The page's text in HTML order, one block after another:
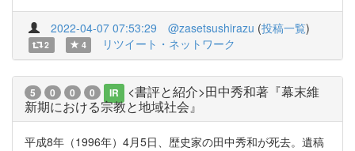
2022-04-07 07:53:29 @zasetsushirazu (投稿一覧)
2 4 リツイート・ネットワーク
5 0 0 0 IR
<書評と紹介>田中秀和著『幕末維
新期における宗教と地域社会』
平成8年（1996年）4月5日、歴史家の田中秀和が死去。遺稿